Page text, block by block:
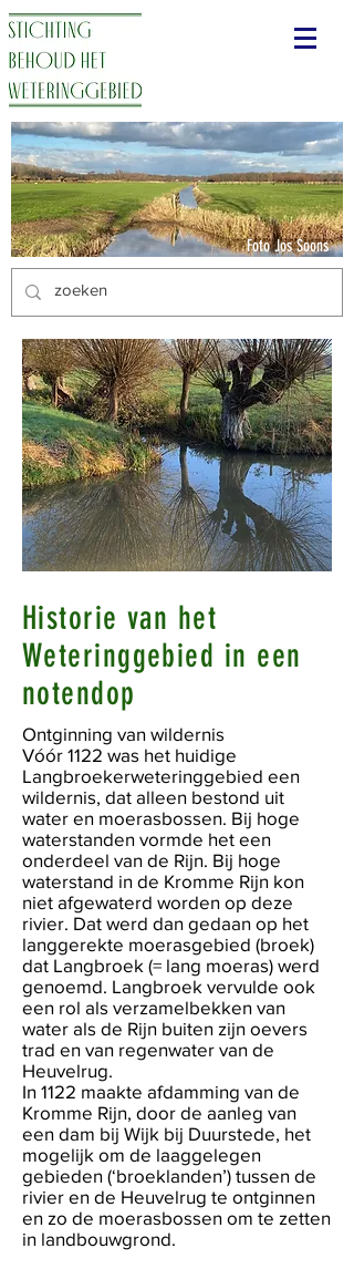
Foto Jos Soons
Historie van het
Weteringgebied in een
notendop
Ontginning van wildernis
Vóór 1122 was het huidige
Langbroekerweteringgebied een
wildernis, dat alleen bestond uit
water en moerasbossen. Bij hoge
waterstanden vormde het een
onderdeel van de Rijn. Bij hoge
waterstand in de Kromme Rijn kon
niet afgewaterd worden op deze
rivier. Dat werd dan gedaan op het
langgerekte moerasgebied (broek)
dat Langbroek (= lang moeras) werd
genoemd. Langbroek vervulde ook
een rol als verzamelbekken van
water als de Rijn buiten zijn oevers
trad en van regenwater van de
Heuvelrug.
In 1122 maakte afdamming van de
Kromme Rijn, door de aanleg van
een dam bij Wijk bij Duurstede, het
mogelijk om de laaggelegen
gebieden (‘broeklanden’) tussen de
rivier en de Heuvelrug te ontginnen
en zo de moerasbossen om te zetten
in landbouwgrond.